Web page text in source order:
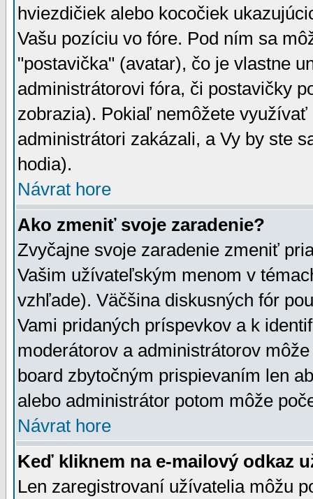
hviezdičiek alebo kocočiek
Vašu pozíciu vo fóre. Pod ním sa
"postavička" (avatar), čo je vlastne
administrátorovi fóra, či postavičky
zobrazia). Pokiaľ nemôžete
administrátori zakázali, a Vy by ste
hodia).
Návrat hore
Ako zmeniť svoje zaradenie?
Zvyčajne svoje zaradenie zmeniť
Vašim užívateľským menom v
vzhľade). Väčšina diskusných fór
Vami pridaných príspevkov a k
moderátorov a administrátorov
board zbytočným prispievaním len
alebo administrátor potom môže
Návrat hore
Keď kliknem na e-mailový odkaz
Len zaregistrovaní užívatelia môžu